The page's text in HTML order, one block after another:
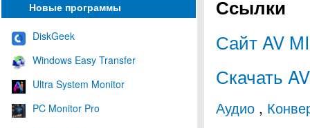
Новые программы
DiskGeek
Windows Easy Transfer
Ultra System Monitor
PC Monitor Pro
Ссылки
Сайт AV
Скачать
Аудио ,